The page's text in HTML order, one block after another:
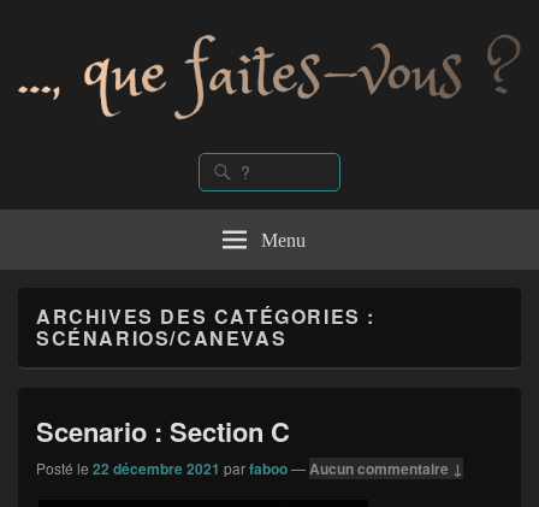
quefaitesvousRechercher :
Recherche
Menu
ARCHIVES DES CATÉGORIES :
SCÉNARIOS/CANEVAS
Scenario : Section C
Posté le 22 décembre 2021 parfaboo—Aucun commentaire ↓